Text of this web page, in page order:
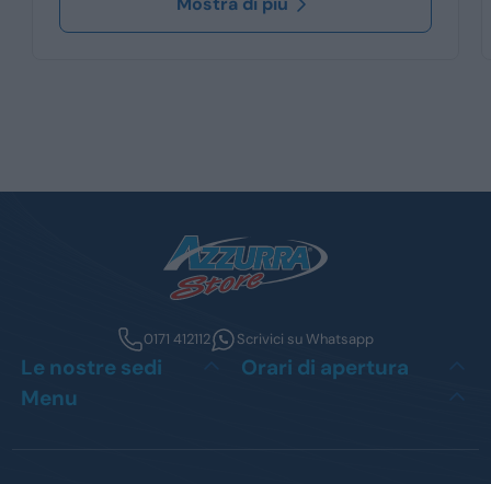
0171 412112 Scrivici su Whatsapp
Le nostre sedi
Orari di apertura
Menu